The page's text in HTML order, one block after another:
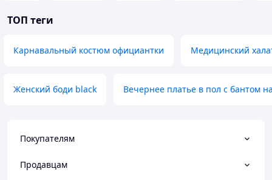
ТОП теги
Карнавальный костюм официантки Медицинский
Женский боди black Вечернее платье в пол с бантом
Покупателям
Продавцам